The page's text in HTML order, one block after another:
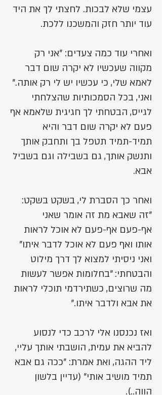
עצמי שלא לבכות. לחצתי לך את היד
עוד יותר חזק והמשכנו ללכת.
ואחרי עוד כמה צעדים: "אני רק
מקווה שעכשיו לא יקרה שום דבר
לאמא שלי, כי עכשיו יש לי רק אותה."
ואני, בכל הסמכותיות שהצלחתי
לגייס, הבטחתי לך חגיגית שלאמא אף
פעם לא יקרה שום דבר והיא
תמיד-תמיד תטפל בך ותחבק אותך
ותנשק אותך, גם בשבילה וגם בשביל
אבא.
ואחר כך הסברת לי, בשקט בשקט:
"זה שאבא מת זה אומר שאני
אף-פעם אף-פעם לא אוכל לראות
אותו ואף פעם לא אוכל לדבר איתו"
ואני ניסיתי למצוא לך דרך מילוט
והבטחתי: "בחלומות אפשר לעשות
מה שרוצים, כשתירדמי תוכלי לראות
את אבא ולדבר איתו."
ואז נכנסנו אלי לרכב כדי לנסוע
להביא את עמית, הושבתי אותך עליי,
ליד ההגה, ואת אמרת: "ככה גם אבא
תמיד מושיב אותי" (עדיין בלשון
הווה..).